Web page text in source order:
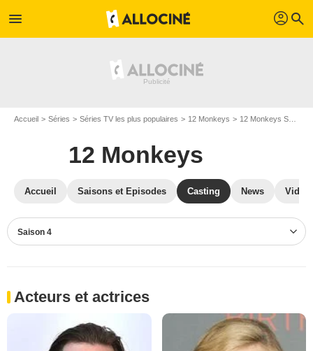
menu profil search
Accueil Séries Séries TV les plus populaires 12 Monkeys 12 Monkeys S04
12 Monkeys
Accueil Saisons et Episodes Casting News
Saison 4
Acteurs et actrices